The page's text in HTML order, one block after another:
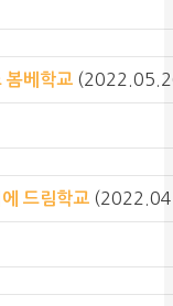
봄베학교
드림학교